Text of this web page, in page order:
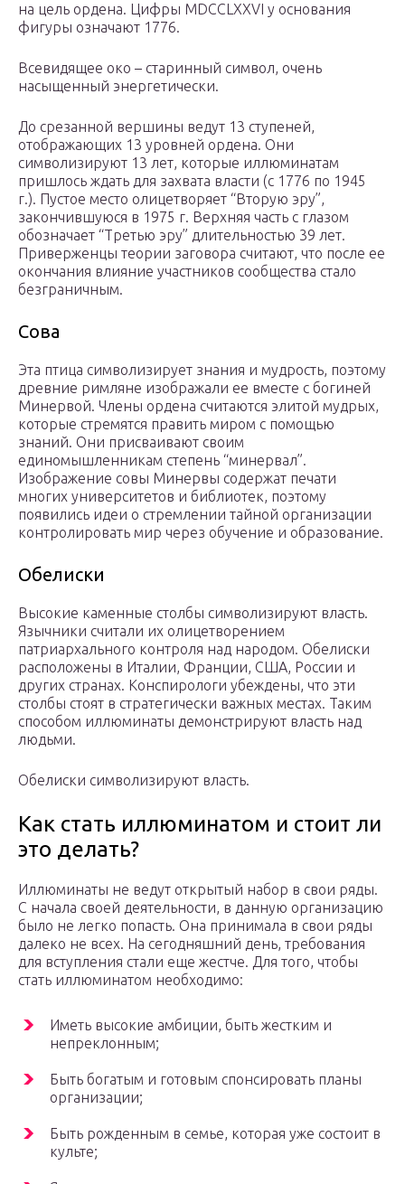
на цель ордена. Цифры MDCCLXXVI у основания
фигуры означают 1776.
Всевидящее око – старинный символ, очень
насыщенный энергетически.
До срезанной вершины ведут 13 ступеней,
отображающих 13 уровней ордена. Они
символизируют 13 лет, которые иллюминатам
пришлось ждать для захвата власти (с 1776 по 1945
г.). Пустое место олицетворяет “Вторую эру”,
закончившуюся в 1975 г. Верхняя часть с глазом
обозначает “Третью эру” длительностью 39 лет.
Приверженцы теории заговора считают, что после ее
окончания влияние участников сообщества стало
безграничным.
Сова
Эта птица символизирует знания и мудрость, поэтому
древние римляне изображали ее вместе с богиней
Минервой. Члены ордена считаются элитой мудрых,
которые стремятся править миром с помощью
знаний. Они присваивают своим
единомышленникам степень “минервал”.
Изображение совы Минервы содержат печати
многих университетов и библиотек, поэтому
появились идеи о стремлении тайной организации
контролировать мир через обучение и образование.
Обелиски
Высокие каменные столбы символизируют власть.
Язычники считали их олицетворением
патриархального контроля над народом. Обелиски
расположены в Италии, Франции, США, России и
других странах. Конспирологи убеждены, что эти
столбы стоят в стратегически важных местах. Таким
способом иллюминаты демонстрируют власть над
людьми.
Обелиски символизируют власть.
Как стать иллюминатом и стоит ли
это делать?
Иллюминаты не ведут открытый набор в свои ряды.
С начала своей деятельности, в данную организацию
было не легко попасть. Она принимала в свои ряды
далеко не всех. На сегодняшний день, требования
для вступления стали еще жестче. Для того, чтобы
стать иллюминатом необходимо:
Иметь высокие амбиции, быть жестким и
непреклонным;
Быть богатым и готовым спонсировать планы
организации;
Быть рожденным в семье, которая уже состоит в
культе;